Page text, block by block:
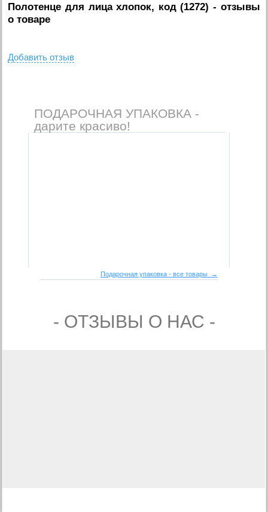
Полотенце для лица хлопок, код (1272) - отзывы
о товаре
Добавить отзыв
ПОДАРОЧНАЯ УПАКОВКА -
дарите красиво!
Подарочная упаковка - все товары →
- ОТЗЫВЫ О НАС -